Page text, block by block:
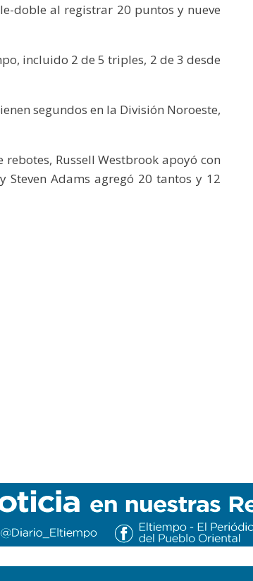
doble al registrar 20 puntos y nueve
incluido 2 de 5 triples, 2 de 3 desde
segundos en la División Noroeste,
Russell Westbrook apoyó con
Adams agregó 20 tantos y 12